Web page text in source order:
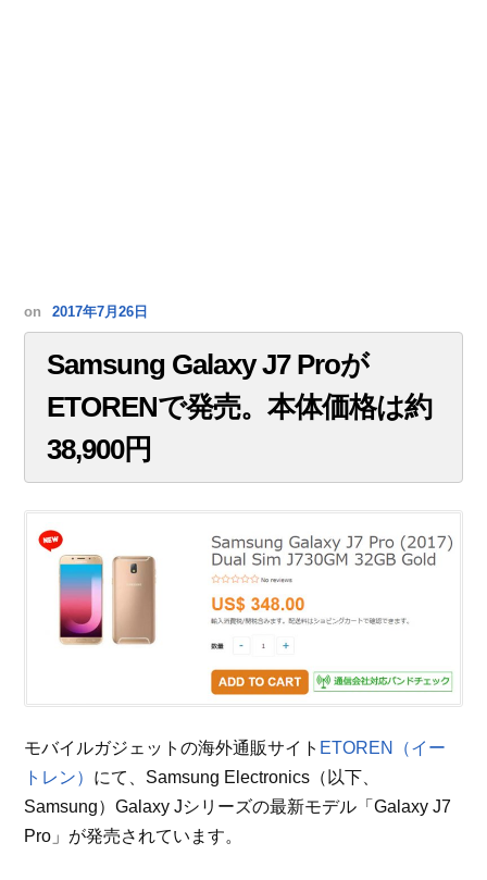
on 2017年7月26日
Samsung Galaxy J7 Proが
ETORENで発売。本体価格は約
38,900円
モバイルガジェットの海外通販サイト ETOREN（イー
トレン） にて、Samsung Electronics（以下、
Samsung）Galaxy Jシリーズの最新モデル「Galaxy J7
Pro」が発売されています。